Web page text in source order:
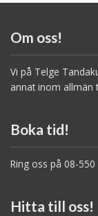
Om oss!
Vi på Telge
annat inom allmän
Boka tid!
Ring oss på 08-
Hitta till oss!